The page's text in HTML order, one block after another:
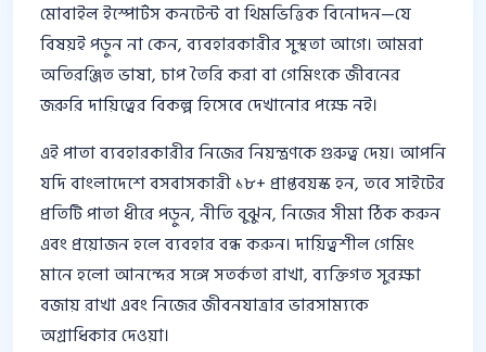
মোবাইল ইস্পোর্টস কনটেন্ট বা থিমভিত্তিক বিনোদন—যে
বিষয়ই পড়ুন না কেন, ব্যবহারকারীর সুস্থতা আগে। আমরা
অতিরঞ্জিত ভাষা, চাপ তৈরি করা বা গেমিংকে জীবনের
জরুরি দায়িত্বের বিকল্প হিসেবে দেখানোর পক্ষে নই।
এই পাতা ব্যবহারকারীর নিজের নিয়ন্ত্রণকে গুরুত্ব দেয়। আপনি
যদি বাংলাদেশে বসবাসকারী ১৮+ প্রাপ্তবয়স্ক হন, তবে সাইটের
প্রতিটি পাতা ধীরে পড়ুন, নীতি বুঝুন, নিজের সীমা ঠিক করুন
এবং প্রয়োজন হলে ব্যবহার বন্ধ করুন। দায়িত্বশীল গেমিং
মানে হলো আনন্দের সঙ্গে সতর্কতা রাখা, ব্যক্তিগত সুরক্ষা
বজায় রাখা এবং নিজের জীবনযাত্রার ভারসাম্যকে
অগ্রাধিকার দেওয়া।